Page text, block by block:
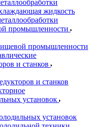
жидкость
промышленности
промышленности
и станков
и станков
установок
установок